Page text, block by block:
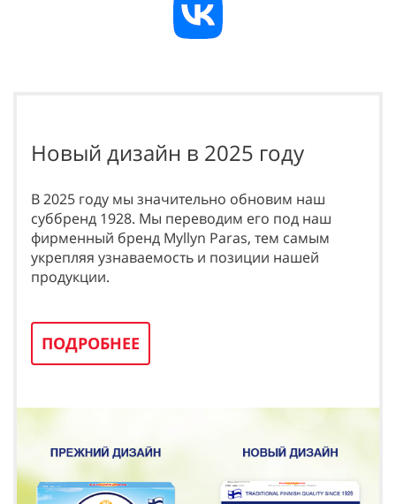
Новый дизайн в 2025 году
В 2025 году мы значительно обновим наш
суббренд 1928. Мы переводим его под наш
фирменный бренд Myllyn Paras, тем самым
укрепляя узнаваемость и позиции нашей
продукции.
ПОДРОБНЕЕ